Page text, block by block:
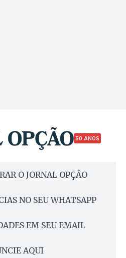
50 ANOS
O JORNAL OPÇÃO
NO SEU WHATSAPP
EM SEU EMAIL
AQUI